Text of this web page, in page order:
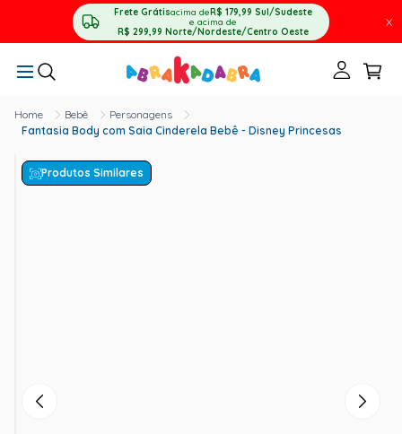
Frete Grátisacima deR$ 179,99 Sul/Sudeste
e acima de
R$ 299,99 Norte/Nordeste/Centro Oeste
X
Bebê
Personagens
Fantasia Body com Saia Cinderela Bebê - Disney Princesas
Produtos Similares